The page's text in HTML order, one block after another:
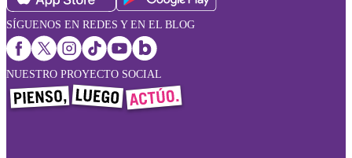
SÍGUENOS EN REDES Y EN EL BLOG
NUESTRO PROYECTO SOCIAL